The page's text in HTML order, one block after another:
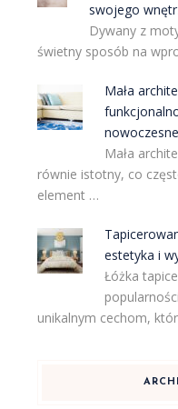
swojego
Dywany z
świetny sposób na
Mała
Mała
równie istotny, co
element …
estetyka i
Łóżka
unikalnym cechom,